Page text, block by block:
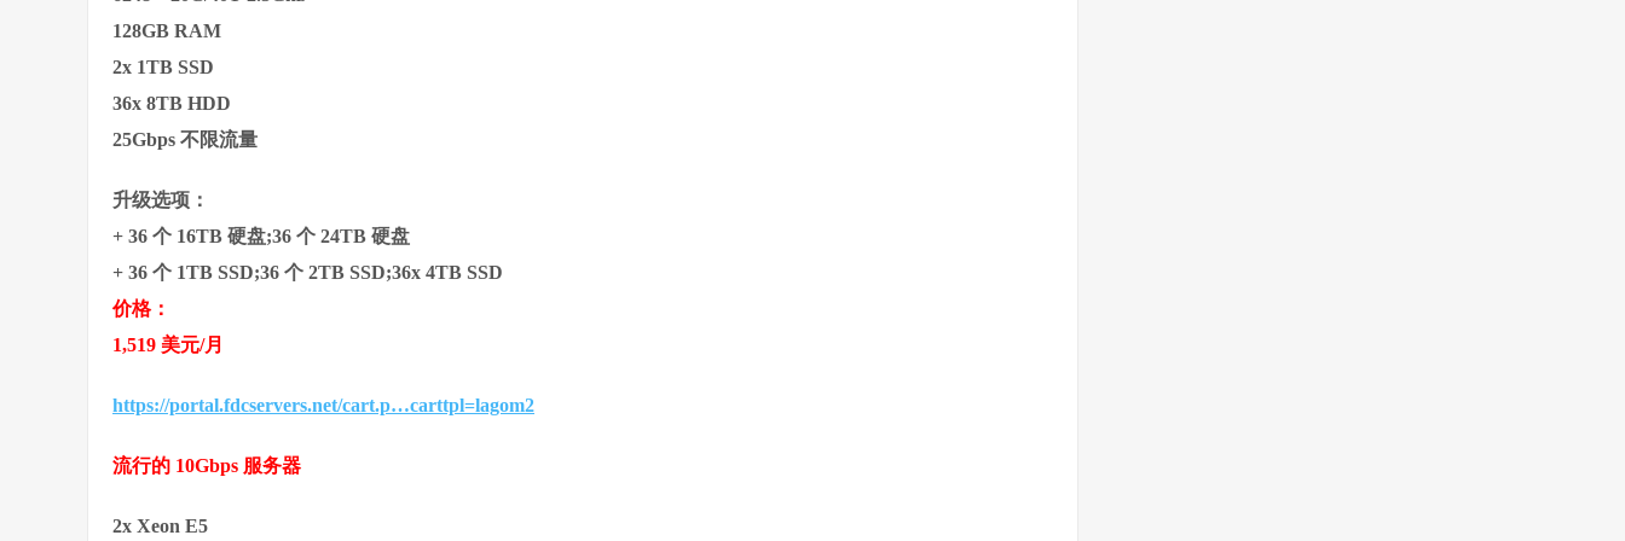
128GB RAM
2x 1TB SSD
36x 8TB HDD
25Gbps 不限流量
升级选项：
+ 36 个 16TB 硬盘;36 个 24TB 硬盘
+ 36 个 1TB SSD;36 个 2TB SSD;36x 4TB SSD
价格：
1,519 美元/月
https://portal.fdcservers.net/cart.p…carttpl=lagom2
流行的 10Gbps 服务器
2x Xeon E5